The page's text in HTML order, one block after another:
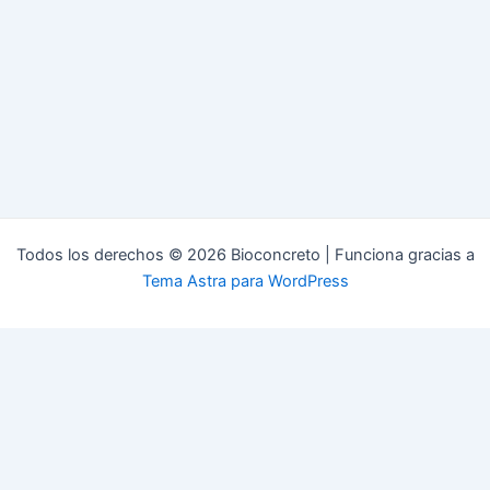
Todos los derechos © 2026 Bioconcreto | Funciona gracias a
Tema Astra para WordPress